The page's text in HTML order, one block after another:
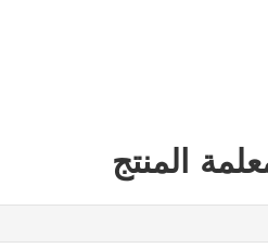
المنتج